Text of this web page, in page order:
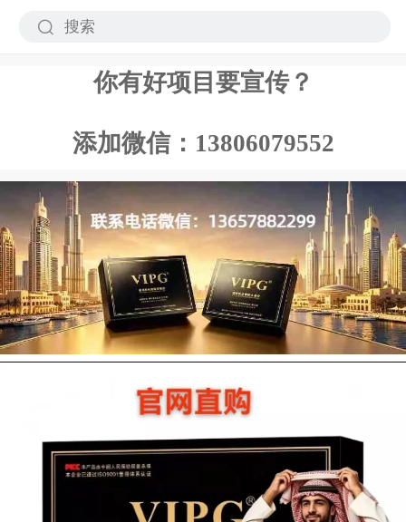
你有好项目要宣传？
添加微信：13806079552